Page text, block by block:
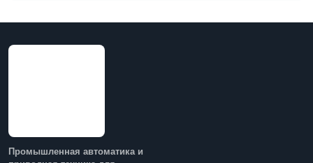
Промышленная автоматика и